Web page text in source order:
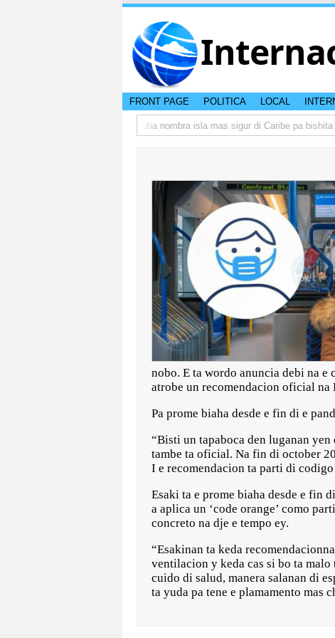
FRONT PAGE POLITICA LOCAL
CISI: Aruba nombra isla mas sigur di Caribe pa bishita
nobo. E ta wordo anuncia debi na
atrobe un recomendacion oficial na
Pa prome biaha desde e fin di e
“Bisti un tapaboca den luganan
tambe ta oficial. Na fin di october
I e recomendacion ta parti di
Esaki ta e prome biaha desde e fin
a aplica un ‘code orange’ como
concreto na dje e tempo ey.
“Esakinan ta keda
ventilacion y keda cas si bo ta
cuido di salud, manera salanan di
ta yuda pa tene e plamamento mas